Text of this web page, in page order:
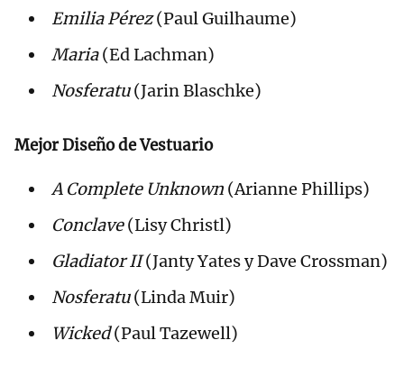
Emilia Pérez(Paul Guilhaume)
Maria(Ed Lachman)
Nosferatu(Jarin Blaschke)
Mejor Diseño de Vestuario
A Complete Unknown (Arianne Phillips)
Conclave(Lisy Christl)
Gladiator II(Janty Yates y Dave Crossman)
Nosferatu(Linda Muir)
Wicked(Paul Tazewell)